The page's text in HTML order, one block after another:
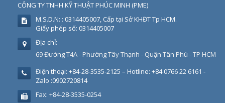
CÔNG TY TNHH KỸ THUẬT PHÚC MINH (PME)
M.S.D.N: : 0314405007, Cấp tại Sở KHĐT Tp HCM.
Giấy phép số: 0314405007
Địa chỉ:
69 Đường T4A - Phường Tây Thạnh - Quận Tân Phú - TP HCM
Điện thoại: +84-28-3535-2125 – Hotline: +84 0766 22 6161 -
Zalo :0902720814
Fax: +84-28-3535-0254